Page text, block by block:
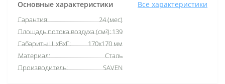
Основные характеристики Все характеристики
Гарантия:
24 (мес)
Площадь потока воздуха (см²):139
Габариты ШхВхГ:
170х170 мм
Материал:
Сталь
Производитель:
SAVEN